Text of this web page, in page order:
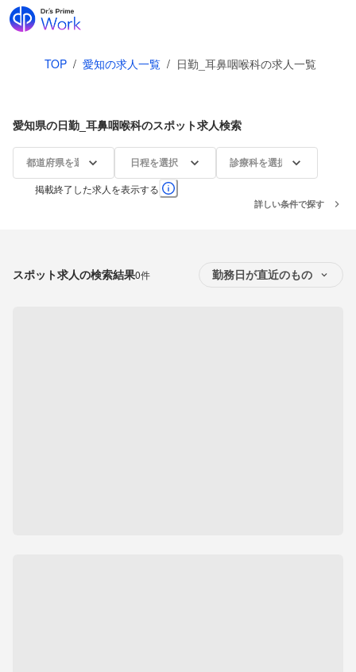
TOP / 愛知の求人一覧 / 日勤_耳鼻咽喉科の求人一覧
愛知県の日勤_耳鼻咽喉科のスポット求人検索
都道府県を選択 日程を選択 診療科を選択
掲載終了した求人を表示する
詳しい条件で探す
スポット求人の検索結果0件 勤務日が直近のもの